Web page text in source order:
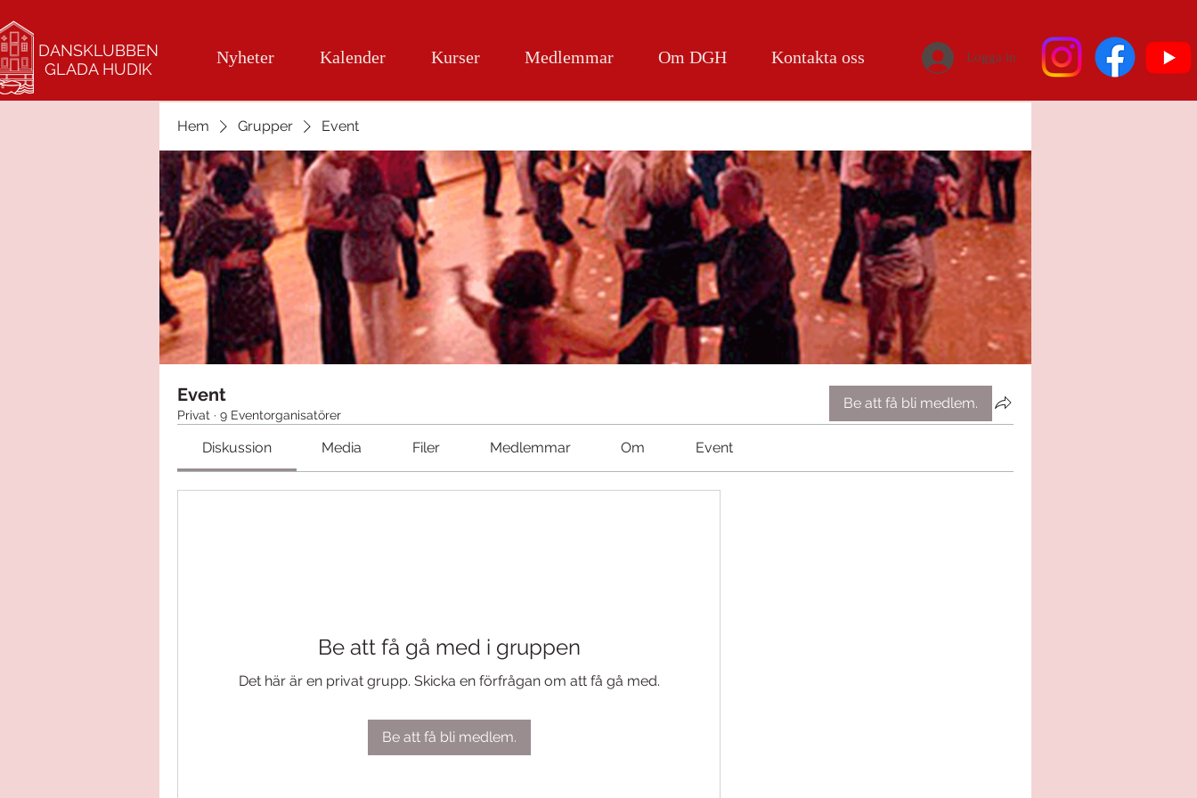
DANSKLUBBEN
GLADA HUDIK
Nyheter Kalender Kurser Medlemmar Om DGH Kontakta oss Logga in
Hem Grupper Event
Event
Privat · 9 Eventorganisatörer
Be att få bli medlem.
Diskussion Media Filer Medlemmar Om Event
Be att få gå med i gruppen
Det här är en privat grupp. Skicka en förfrågan om att få gå med.
Be att få bli medlem.